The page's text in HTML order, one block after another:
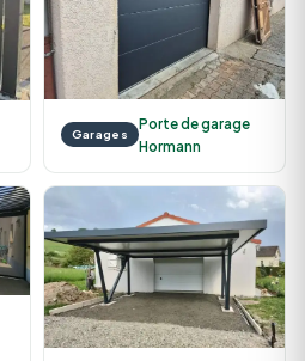
Garages
Porte de garage
Hormann